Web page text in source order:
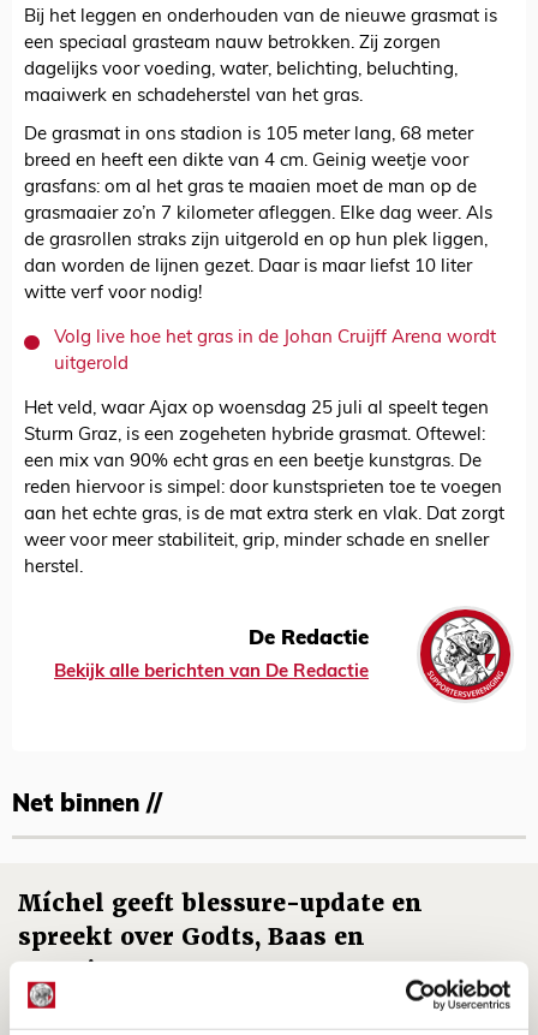
Bij het leggen en onderhouden van de nieuwe grasmat is
een speciaal grasteam nauw betrokken. Zij zorgen
dagelijks voor voeding, water, belichting, beluchting,
maaiwerk en schadeherstel van het gras.
De grasmat in ons stadion is 105 meter lang, 68 meter
breed en heeft een dikte van 4 cm. Geinig weetje voor
grasfans: om al het gras te maaien moet de man op de
grasmaaier zo’n 7 kilometer afleggen. Elke dag weer. Als
de grasrollen straks zijn uitgerold en op hun plek liggen,
dan worden de lijnen gezet. Daar is maar liefst 10 liter
witte verf voor nodig!
Volg live hoe het gras in de Johan Cruijff Arena wordt
uitgerold
Het veld, waar Ajax op woensdag 25 juli al speelt tegen
Sturm Graz, is een zogeheten hybride grasmat. Oftewel:
een mix van 90% echt gras en een beetje kunstgras. De
reden hiervoor is simpel: door kunstsprieten toe te voegen
aan het echte gras, is de mat extra sterk en vlak. Dat zorgt
weer voor meer stabiliteit, grip, minder schade en sneller
herstel.
De Redactie
Bekijk alle berichten van De Redactie
Net binnen //
Míchel geeft blessure-update en
spreekt over Godts, Baas en
aanwinsten
07 AUGUSTUS 2026 - 14:13